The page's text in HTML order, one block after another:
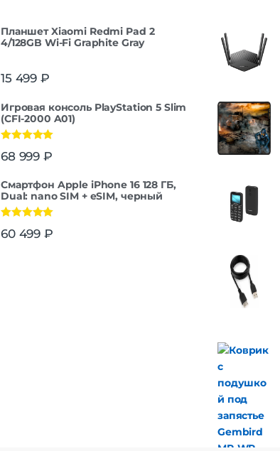
Планшет Xiaomi Redmi Pad 2
4/128GB Wi-Fi Graphite Gray
15 499 ₽
Игровая консоль PlayStation 5 Slim
(CFI-2000 A01)
из 5
68 999 ₽
Смартфон Apple iPhone 16 128 ГБ,
Dual: nano SIM + eSIM, черный
из 5
60 499 ₽